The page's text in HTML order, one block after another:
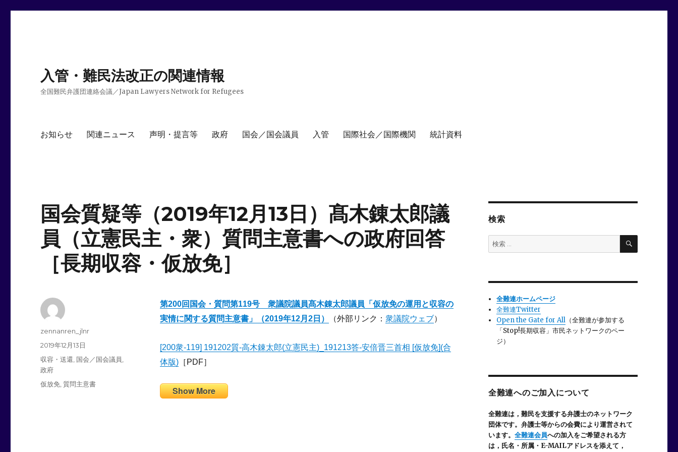
入管・難民法改正の関連情報
全国難民弁護団連絡会議／Japan Lawyers Network for Refugees
お知らせ 関連ニュース 声明・提言等 政府 国会／国会議員 入管 国際社会／国際機関 統計資料
国会質疑等（2019年12月13日）髙木錬太郎議
員（立憲民主・衆）質問主意書への政府回答
［長期収容・仮放免］
第200回国会・ 質問第119号 衆議院議員髙木錬太郎議員「 仮放免の運用と収容の
実情に関する質問主意書」（2019年12月 2日） （外部リンク： 衆議院ウェブ）
[200衆-119] 191202質-高木錬太郎(立憲民主)_191213答-安倍晋三首相 [仮放免](合
体版)［PDF］
Show More
投
zennanren_jlnr
投
稿
日:
2019年12月13日
カ
テ
ゴ
収容・送還 国会／国会議員
政府
タ
仮放免 ,質問主意書
検索
検
索:
検
全難連ホームページ
全難連Twitter
Open the Gate for All （全難連が参加する
「Stop!長期収容」市民ネットワークのペー
ジ）
全難連へのご加入について
全難連は，難民を支援する弁護士のネットワーク
団体です。弁護士等からの会費により運営されて
います。 全難連会員への加入をご希望される方
は，氏名・所属・E-MAILアドレスを添えて，